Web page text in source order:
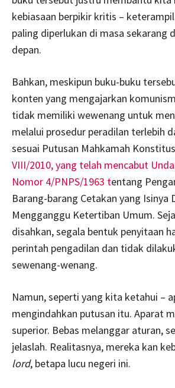
kebiasaan berpikir kritis –
paling diperlukan di masa sekarang
depan.
Bahkan, meskipun buku-buku
konten yang mengajarkan
tidak memiliki wewenang untuk
melalui prosedur peradilan terlebih
sesuai Putusan Mahkamah
VIII/2010, yang telah mencabut
Nomor 4/PNPS/1963 tentang
Barang-barang Cetakan yang Isinya
Mengganggu Ketertiban Umum.
disahkan, segala bentuk penyitaan
perintah pengadilan dan tidak
sewenang-wenang.
Namun, seperti yang kita ketahui –
mengindahkan putusan itu. Aparat
superior. Bebas melanggar aturan,
jelaslah. Realitasnya, mereka kan
lord, betapa lucu negeri ini.